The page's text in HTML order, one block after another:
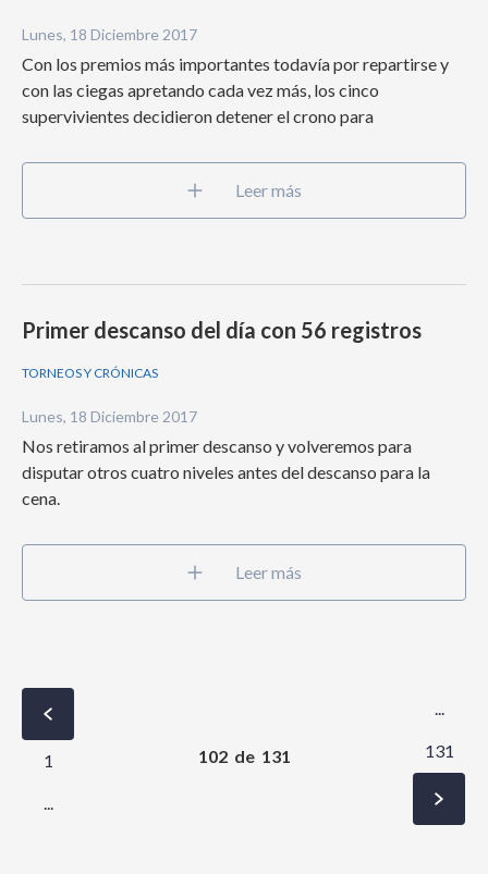
Lunes, 18 Diciembre 2017
Con los premios más importantes todavía por repartirse y
con las ciegas apretando cada vez más, los cinco
supervivientes decidieron detener el crono para
Leer más
Primer descanso del día con 56 registros
TORNEOS Y CRÓNICAS
Lunes, 18 Diciembre 2017
Nos retiramos al primer descanso y volveremos para
disputar otros cuatro niveles antes del descanso para la
cena.
Leer más
1
...
102 de 131
...
131